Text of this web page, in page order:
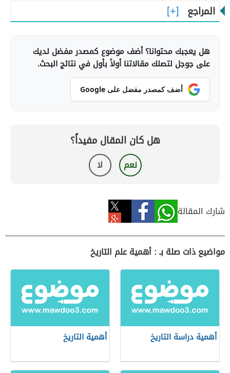
المراجع
هل يعجبك محتوانا؟ أضف موضوع كمصدر مفضل لديك
على جوجل لتصلك مقالاتنا أولاً بأول في نتائج البحث.
أضف كمصدر مفضل على Google
هل كان المقال مفيداً؟
نعم لا
شارك المقالة
مواضيع ذات صلة بـ : أهمية علم التاريخ
أهمية دراسة التاريخ أهمية التاريخ